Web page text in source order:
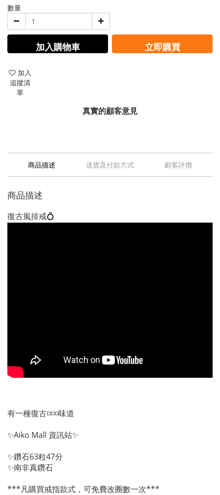
數量
加入購物車 立即購買
加入
追蹤清
單
真實的顧客意見
商品描述 送貨及付款方式 顧客評價
商品描述
復古風排戒💍
有一種復古◽◽◽味道
✨Aiko Mall 資訊站✨
✨鑽石63粒47分
✨南非真鑽石
***凡購買戒指款式，可免費改圈數一次***